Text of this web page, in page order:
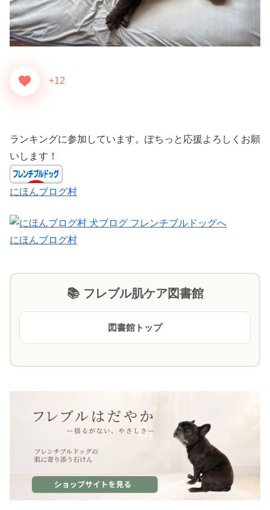
+12
ランキングに参加しています。ぽちっと応援よろしくお願
いします！
にほんブログ村
にほんブログ村
📚 フレブル肌ケア図書館
図書館トップ